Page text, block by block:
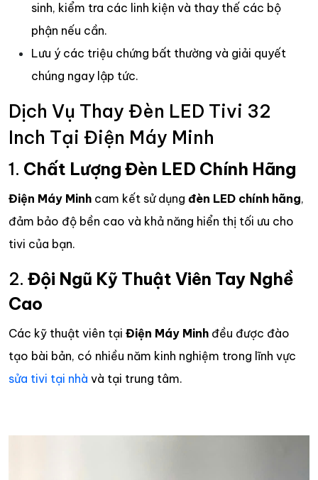
sinh, kiểm tra các linh kiện và thay thế các bộ
phận nếu cần.
Lưu ý các triệu chứng bất thường và giải quyết
chúng ngay lập tức.
Dịch Vụ Thay Đèn LED Tivi 32
Inch Tại Điện Máy Minh
1. Chất Lượng Đèn LED Chính Hãng
Điện Máy Minh cam kết sử dụng đèn LED chính hãng,
đảm bảo độ bền cao và khả năng hiển thị tối ưu cho
tivi của bạn.
2. Đội Ngũ Kỹ Thuật Viên Tay Nghề
Cao
Các kỹ thuật viên tại Điện Máy Minh đều được đào
tạo bài bản, có nhiều năm kinh nghiệm trong lĩnh vực
sửa tivi tại nhà và tại trung tâm.